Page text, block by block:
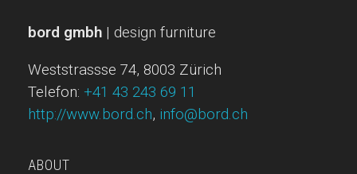
bord gmbh | design furniture
Weststrassse 74, 8003 Zürich
Telefon: +41 43 243 69 11
http://www.bord.ch, info@bord.ch
ABOUT